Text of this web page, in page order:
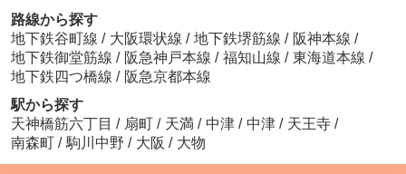
路線から探す
地下鉄谷町線 / 大阪環状線 / 地下鉄堺筋線 / 阪神本線 /
地下鉄御堂筋線 / 阪急神戸本線 / 福知山線 / 東海道本線 /
地下鉄四つ橋線 / 阪急京都本線
駅から探す
天神橋筋六丁目 / 扇町 / 天満 / 中津 / 中津 / 天王寺 /
南森町 / 駒川中野 / 大阪 / 大物